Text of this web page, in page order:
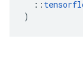
::
)